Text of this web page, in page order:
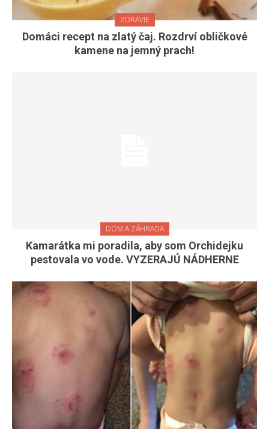
ZDRAVIE
Domáci recept na zlatý čaj. Rozdrví obličkové
kamene na jemný prach!
DOM A ZÁHRADA
Kamarátka mi poradila, aby som Orchidejku
pestovala vo vode. VYZERAJÚ NÁDHERNE